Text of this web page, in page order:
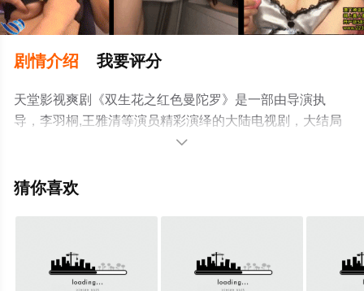
剧情介绍 我要评分
天堂影视爽剧《双生花之红色曼陀罗》是一部由导演执
导，李羽桐,王雅清等演员精彩演绎的大陆电视剧，大结局
剧情已揭晓（已完结），手机免费观看高清无删减完整版
电视剧、电视猫或剧情网等平台了解。

猜你喜欢